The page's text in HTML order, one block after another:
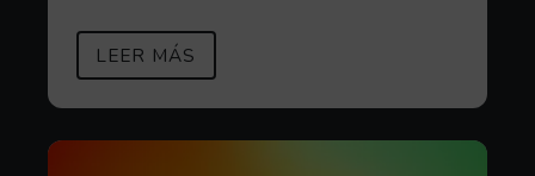
LEER MÁS